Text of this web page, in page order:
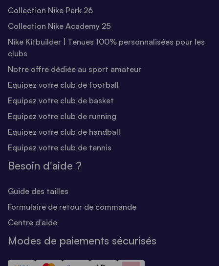
Collection Nike Park 26
Collection Nike Academy 25
Nike Kitbuilder | Tenues 100% personnalisées pour les
clubs
Notre offre dédiée au sport amateur
Equipez votre club de football
Equipez votre club de basket
Equipez votre club de running
Equipez votre club de handball
Equipez votre club de tennis
Besoin d'aide ?
Guide des tailles
Formulaire de retour de commande
Centre d'aide
Modes de paiements sécurisés